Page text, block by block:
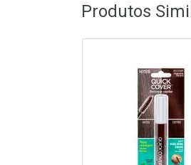
Produtos